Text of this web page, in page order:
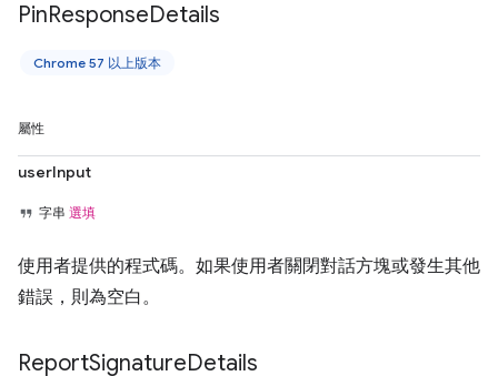
PinResponseDetails
Chrome 57 以上版本
屬性
userInput
字串 選填
使用者提供的程式碼。如果使用者關閉對話方塊或發生其他
錯誤，則為空白。
ReportSignatureDetails